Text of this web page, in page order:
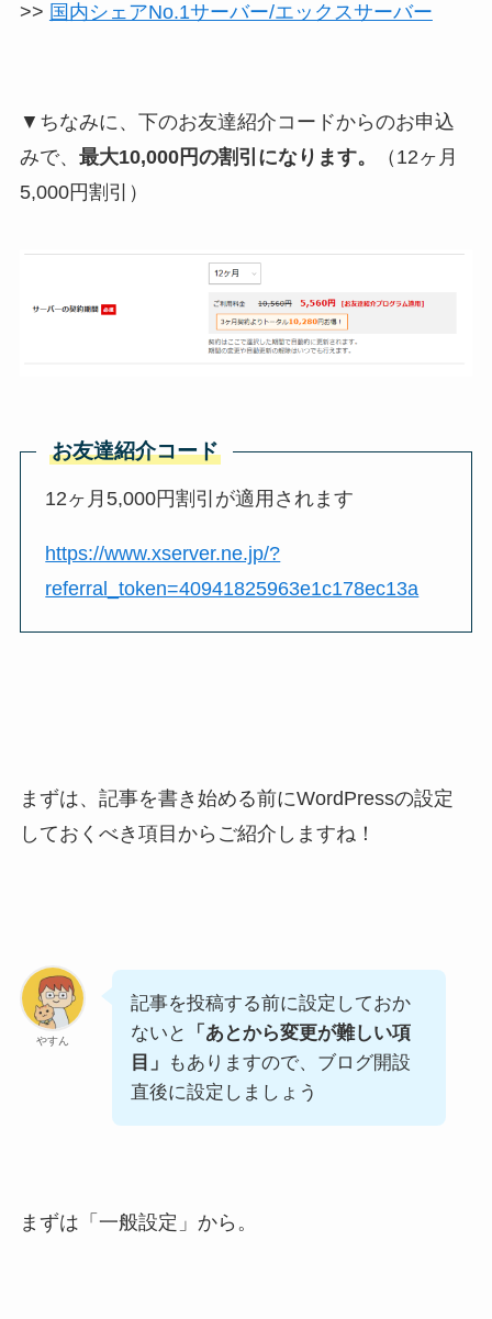
>> 国内シェアNo.1サーバー/エックスサーバー
▼ちなみに、下のお友達紹介コードからのお申込
みで、 最大10,000円の割引になります。
（12ヶ月
5,000円割引）
お友達紹介コード
12ヶ月5,000円割引が適用されます
https://www.xserver.ne.jp/?
referral_token=40941825963e1c178ec13a
まずは、記事を書き始める前にWordPressの設定
しておくべき項目からご紹介しますね！
やすん
記事を投稿する前に設定しておか
ないと
「あとから変更が難しい項
目」
もありますので、ブログ開設
直後に設定しましょう
まずは「一般設定」から。